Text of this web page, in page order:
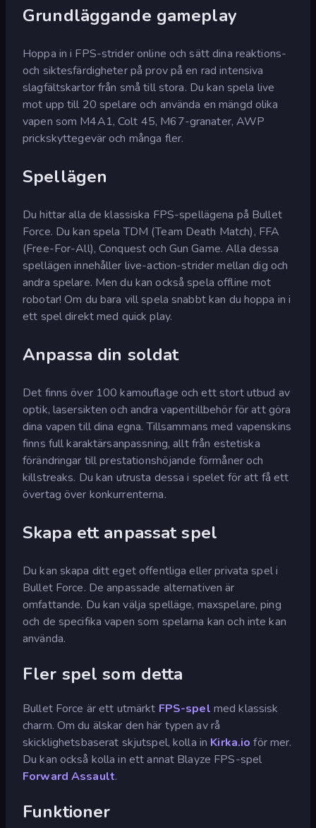
Grundläggande gameplay
Hoppa in i FPS-strider online och sätt dina reaktions-
och siktesfärdigheter på prov på en rad intensiva
slagfältskartor från små till stora. Du kan spela live
mot upp till 20 spelare och använda en mängd olika
vapen som M4A1, Colt 45, M67-granater, AWP
prickskyttegevär och många fler.
Spellägen
Du hittar alla de klassiska FPS-spellägena på Bullet
Force. Du kan spela TDM (Team Death Match), FFA
(Free-For-All), Conquest och Gun Game. Alla dessa
spellägen innehåller live-action-strider mellan dig och
andra spelare. Men du kan också spela offline mot
robotar! Om du bara vill spela snabbt kan du hoppa in i
ett spel direkt med quick play.
Anpassa din soldat
Det finns över 100 kamouflage och ett stort utbud av
optik, lasersikten och andra vapentillbehör för att göra
dina vapen till dina egna. Tillsammans med vapenskins
finns full karaktärsanpassning, allt från estetiska
förändringar till prestationshöjande förmåner och
killstreaks. Du kan utrusta dessa i spelet för att få ett
övertag över konkurrenterna.
Skapa ett anpassat spel
Du kan skapa ditt eget offentliga eller privata spel i
Bullet Force. De anpassade alternativen är
omfattande. Du kan välja spelläge, maxspelare, ping
och de specifika vapen som spelarna kan och inte kan
använda.
Fler spel som detta
Bullet Force är ett utmärkt FPS-spel med klassisk
charm. Om du älskar den här typen av rå
skicklighetsbaserat skjutspel, kolla in Kirka.io för mer.
Du kan också kolla in ett annat Blayze FPS-spel
Forward Assault.
Funktioner